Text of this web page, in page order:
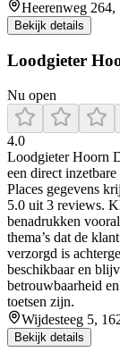
Heerenweg
Bekijk details
Loodgieter
Nu open
4.0
Loodgieter Hoorn
een direct
Places gegevens
5.0 uit 3 reviews.
benadrukken
thema’s dat de
verzorgd is
beschikbaar en
betrouwbaarheid
toetsen zijn.
Wijdesteeg 5,
Bekijk details